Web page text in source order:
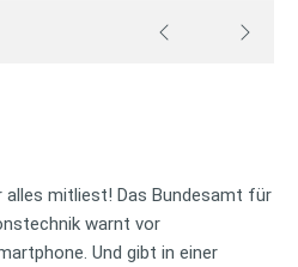
alles mitliest! Das Bundesamt für
warnt vor
Und gibt in einer